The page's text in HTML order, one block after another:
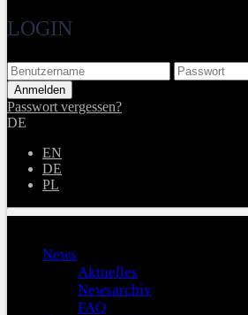
LOGIN
Passwort vergessen?
DE
EN
DE
PL
News
Aktuelles
Newsarchiv
FAQ